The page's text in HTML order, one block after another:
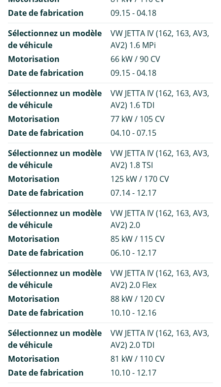
Date de fabrication
09.15 - 04.18
Sélectionnez un modèle
de véhicule
VW JETTA IV (162, 163, AV3,
AV2) 1.6 MPi
Motorisation
66 kW / 90 CV
Date de fabrication
09.15 - 04.18
Sélectionnez un modèle
de véhicule
VW JETTA IV (162, 163, AV3,
AV2) 1.6 TDI
Motorisation
77 kW / 105 CV
Date de fabrication
04.10 - 07.15
Sélectionnez un modèle
de véhicule
VW JETTA IV (162, 163, AV3,
AV2) 1.8 TSI
Motorisation
125 kW / 170 CV
Date de fabrication
07.14 - 12.17
Sélectionnez un modèle
de véhicule
VW JETTA IV (162, 163, AV3,
AV2) 2.0
Motorisation
85 kW / 115 CV
Date de fabrication
06.10 - 12.17
Sélectionnez un modèle
de véhicule
VW JETTA IV (162, 163, AV3,
AV2) 2.0 Flex
Motorisation
88 kW / 120 CV
Date de fabrication
10.10 - 12.16
Sélectionnez un modèle
de véhicule
VW JETTA IV (162, 163, AV3,
AV2) 2.0 TDI
Motorisation
81 kW / 110 CV
Date de fabrication
10.10 - 12.17